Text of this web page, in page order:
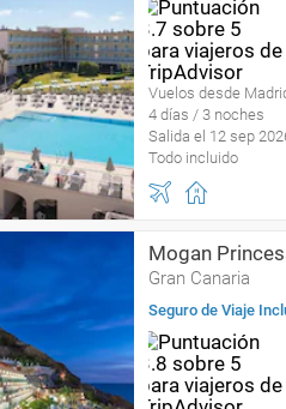
Vuelos desde
4 días / 3 noches
Salida el 12 sep
Todo incluido
Mogan
Gran Canaria
Seguro de Viaje